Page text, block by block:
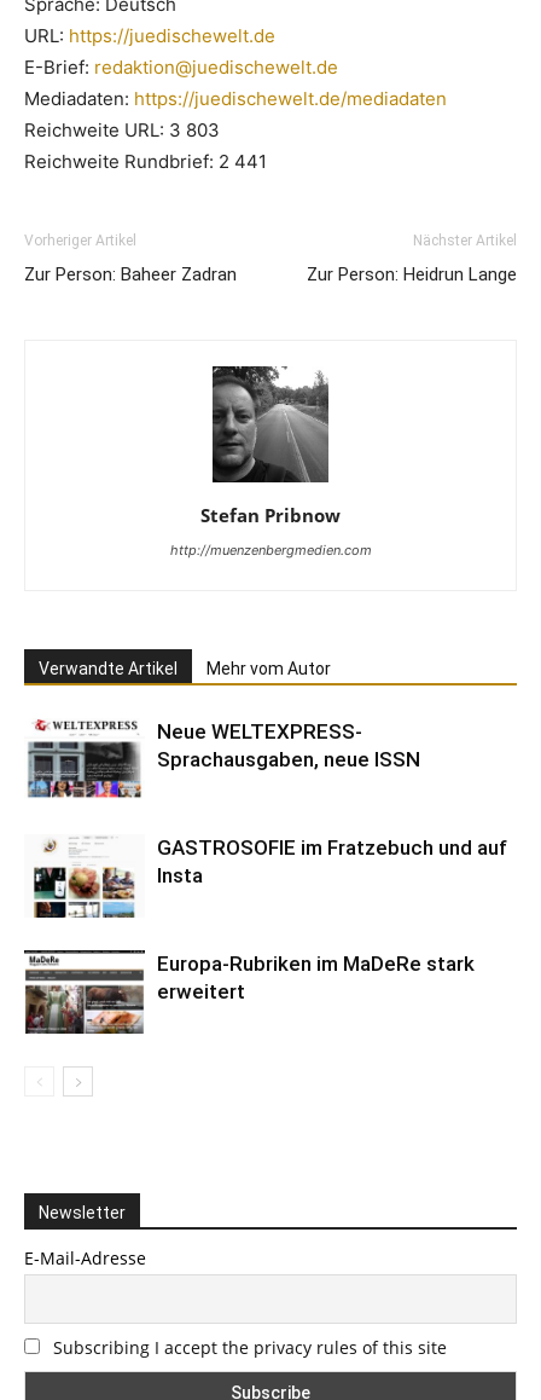
Sprache: Deutsch
URL: https://juedischewelt.de
E-Brief: redaktion@juedischewelt.de
Mediadaten: https://juedischewelt.de/mediadaten
Reichweite URL: 3 803
Reichweite Rundbrief: 2 441
Vorheriger Artikel
Zur Person: Baheer Zadran
Nächster Artikel
Zur Person: Heidrun Lange
Stefan Pribnow
http://muenzenbergmedien.com
Verwandte Artikel Mehr vom Autor
Neue WELTEXPRESS-
Sprachausgaben, neue ISSN
GASTROSOFIE im Fratzebuch und auf
Insta
Europa-Rubriken im MaDeRe stark
erweitert
Newsletter
E-Mail-Adresse
Subscribing I accept the privacy rules of this site